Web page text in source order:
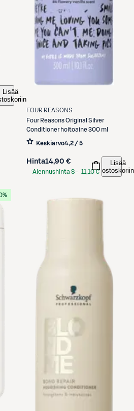
Lisää
FOUR REASONS
Four ReasonsOriginal Silver
Conditioner hoitoaine 300 ml
Keskiarvo4,2 / 5
Hinta14,90 €
Alennushinta S- 11,10 €
Lisää
ostoskoriin